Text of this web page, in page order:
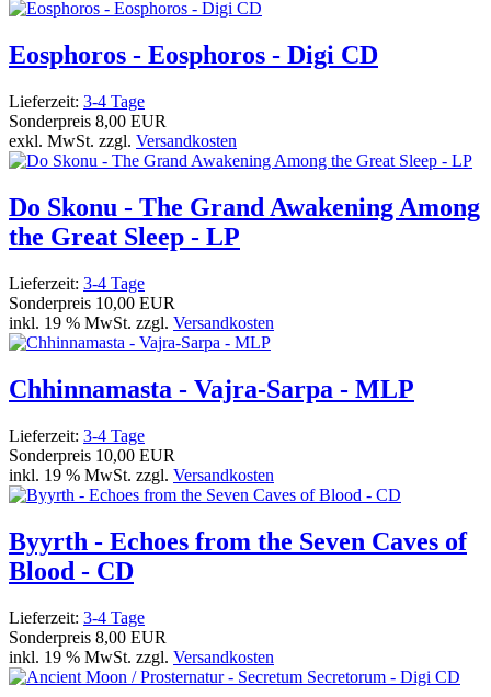
Eosphoros - Eosphoros - Digi CD
Lieferzeit: 3-4 Tage
Sonderpreis 8,00 EUR
exkl. MwSt. zzgl. Versandkosten
Do Skonu - The Grand Awakening Among
the Great Sleep - LP
Lieferzeit: 3-4 Tage
Sonderpreis 10,00 EUR
inkl. 19 % MwSt. zzgl. Versandkosten
Chhinnamasta - Vajra-Sarpa - MLP
Lieferzeit: 3-4 Tage
Sonderpreis 10,00 EUR
inkl. 19 % MwSt. zzgl. Versandkosten
Byyrth - Echoes from the Seven Caves of
Blood - CD
Lieferzeit: 3-4 Tage
Sonderpreis 8,00 EUR
inkl. 19 % MwSt. zzgl. Versandkosten